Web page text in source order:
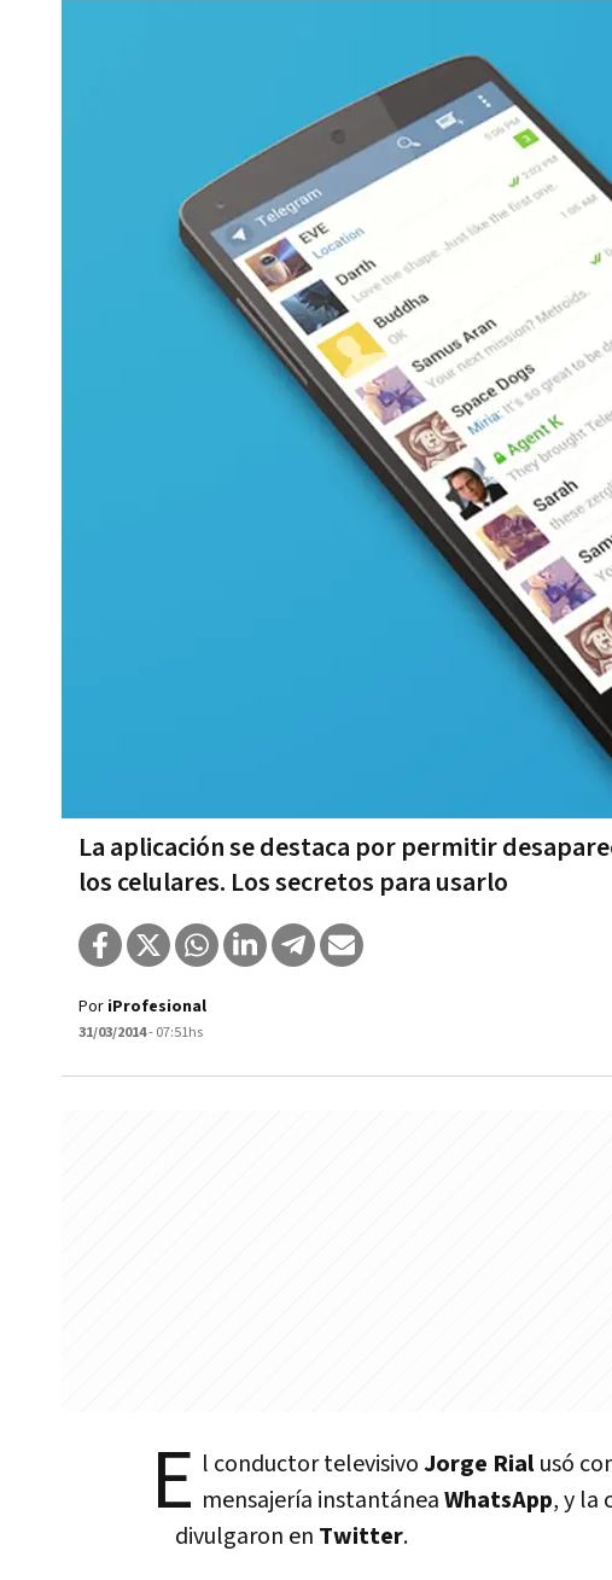
La aplicación se destaca por permitir
los celulares. Los secretos para usarlo
Por iProfesional
31/03/2014- 07:51hs
E l conductor televisivoJorge Rialusó
mensajería instantáneaWhatsApp, y la
divulgaron en Twitter.